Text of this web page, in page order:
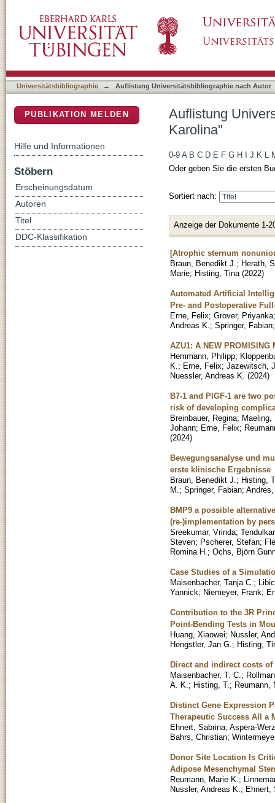
Universitätsbibliographie → Auflistung Universitätsbibliographie nach Autor
Auflistung
Karolina"
0-9 A B C D E F G H J K L
Oder geben Sie die ersten
Sortiert nach:
Anzeige der Dokumente 1-
[Atrophic sternum
Braun, Benedikt J. ; Herath,
Marie; Histing, Tina (2022)
Automated Artificial
Pre- and Postoperative
Erne, Felix; Grover, Priyanka
Andreas K. ; Springer, Fabian
AZU1: A NEW PROMISING
Hemmann, Philipp;
K. ; Erne, Felix; Jazewitsch,
Nuessler, Andreas K. (2024)
B7-1 and PlGF-1 are two
risk of developing
Breinbauer, Regina; Maeling,
Johann; Erne, Felix;
(2024)
Bewegungsanalyse und
erste klinische Ergebnisse
Braun, Benedikt J. ; Histing,
M. ; Springer, Fabian;
BMP9 a possible
(re-)implementation by
Sreekumar, Vrinda;
Steven; Pscherer, Stefan;
Romina H. ; Ochs, Björn
Case Studies of a
Maisenbacher, Tanja C. ;
Yannick; Niemeyer, Frank;
Contribution to the 3R
Point-Bending Tests in
Huang, Xiaowei; Nussler,
Hengstler, Jan G. ; Histing,
Direct and indirect costs
Maisenbacher, T. C. ;
A. K. ; Histing, T. ; Reumann,
Distinct Gene Expression
Therapeutic Success All a
Ehnert, Sabrina; Aspera-
Bahrs, Christian;
Donor Site Location Is
Adipose Mesenchymal
Reumann, Marie K. ;
Nussler, Andreas K. ; Ehnert,
PUBLIKATION MELDEN
Hilfe und Informationen
Stöbern
Erscheinungsdatum
Autoren
Titel
DDC-Klassifikation